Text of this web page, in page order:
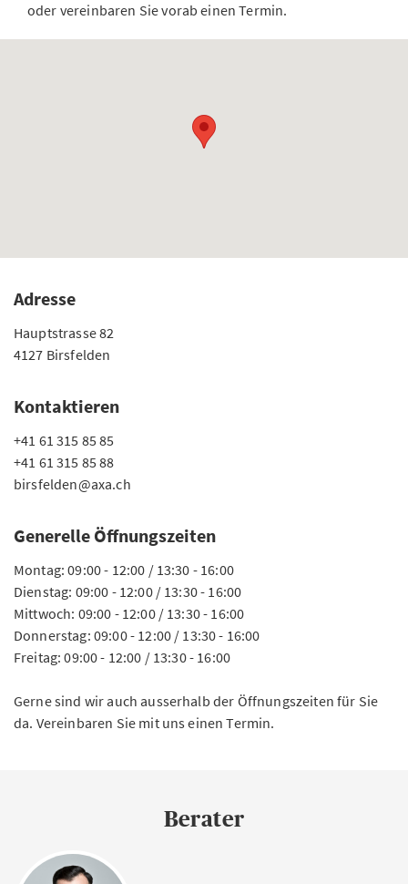
oder vereinbaren Sie vorab einen Termin.
Adresse
Hauptstrasse 82
4127 Birsfelden
Kontaktieren
+41 61 315 85 85
+41 61 315 85 88
birsfelden@axa.ch
Generelle Öffnungszeiten
Montag: 09:00 - 12:00 / 13:30 - 16:00
Dienstag: 09:00 - 12:00 / 13:30 - 16:00
Mittwoch: 09:00 - 12:00 / 13:30 - 16:00
Donnerstag: 09:00 - 12:00 / 13:30 - 16:00
Freitag: 09:00 - 12:00 / 13:30 - 16:00
Gerne sind wir auch ausserhalb der Öffnungszeiten für Sie
da. Vereinbaren Sie mit uns einen Termin.
Berater